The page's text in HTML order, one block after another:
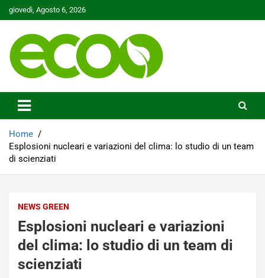
Skip
to
giovedì, Agosto 6, 2026
Ecoo.it
Home
Esplosioni nucleari e variazioni del clima: lo studio di un team
di scienziati
NEWS GREEN
Esplosioni nucleari e variazioni
del clima: lo studio di un team di
scienziati